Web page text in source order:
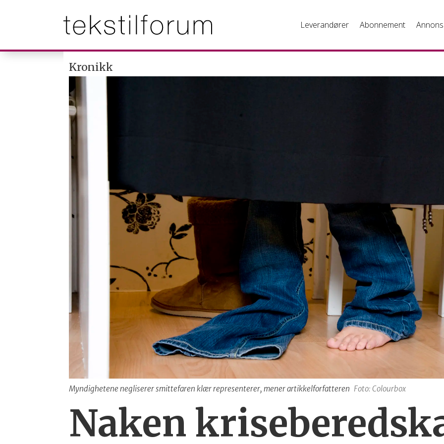
Leverandører Abonnement
Kronikk
Myndighetene negliserer smittefaren klær representerer, mener artikkelforfatteren Foto: Colourbox
Naken